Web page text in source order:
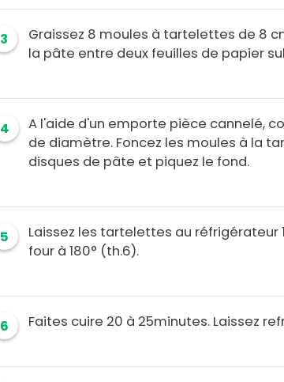
3
Graissez 8 moules à tartelettes de 8
la pâte entre deux feuilles de papier
4
A l'aide d'un emporte pièce cannelé,
de diamètre. Foncez les moules à la
disques de pâte et piquez le fond.
5
Laissez les tartelettes au réfrigérateur
four à 180° (th.6).
6 Faites cuire 20 à 25minutes. Laissez